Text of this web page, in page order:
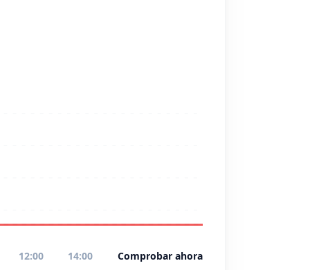
12:00 14:00 Comprobar ahora